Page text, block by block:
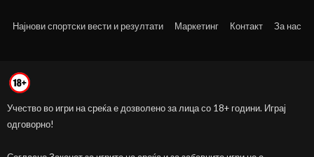
Најнови спортски вести и резултати Маркетинг Контакт За нас
Учество во игри на среќа е дозволено за лица со 18+ години. Играј
одговорно!